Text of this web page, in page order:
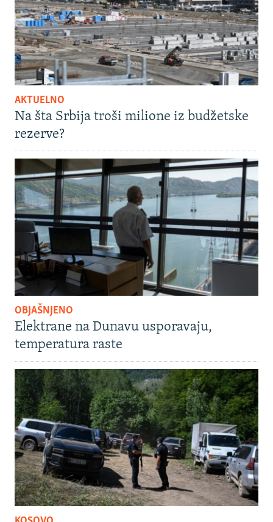
AKTUELNO
Na šta Srbija troši milione iz budžetske
rezerve?
OBJAŠNJENO
Elektrane na Dunavu usporavaju,
temperatura raste